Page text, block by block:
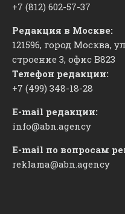
+7 (812) 602-57-37
Редакция в Москве:
121596, город Москва,
строение 3, офис ​В823
Телефон редакции:
+7 (499) 348-18-28
E-mail редакции:
info@abn.agency
E-mail по вопросам
reklama@abn.agency